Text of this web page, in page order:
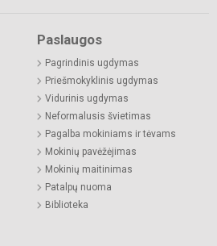
Paslaugos
Pagrindinis ugdymas
Priešmokyklinis ugdymas
Vidurinis ugdymas
Neformalusis švietimas
Pagalba mokiniams ir tėvams
Mokinių pavėžėjimas
Mokinių maitinimas
Patalpų nuoma
Biblioteka